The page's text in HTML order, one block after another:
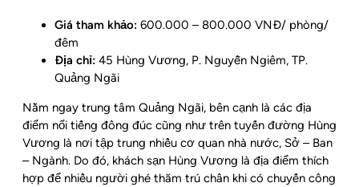
Giá tham khảo: 600.000 – 800.000 VNĐ/ phòng/
đêm
Địa chỉ: 45 Hùng Vương, P. Nguyễn Ngiêm, TP.
Quảng Ngãi
Nằm ngay trung tâm Quảng Ngãi, bên cạnh là các địa
điểm nổi tiếng đông đúc cũng như trên tuyến đường Hùng
Vương là nơi tập trung nhiều cơ quan nhà nước, Sở – Ban
– Ngành. Do đó, khách sạn Hùng Vương là địa điểm thích
hợp để nhiều người ghé thăm trú chân khi có chuyến công